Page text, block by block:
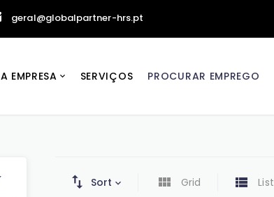
geral@globalpartner-hrs.pt
A EMPRESA SERVIÇOS PROCURAR EMPREGO
Sort Grid List